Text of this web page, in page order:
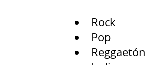
Rock
Pop
Reggaetón